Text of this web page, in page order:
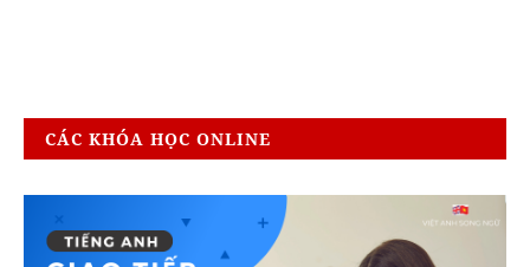
CÁC KHÓA HỌC ONLINE